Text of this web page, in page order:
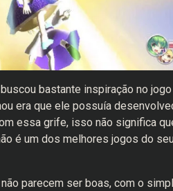
bastante inspiração no
era que ele possuía
essa grife, isso não significa
é um dos melhores jogos do
parecem ser boas, com o